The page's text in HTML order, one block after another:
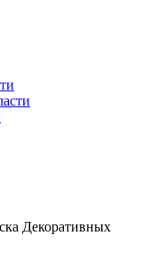
Декоративных